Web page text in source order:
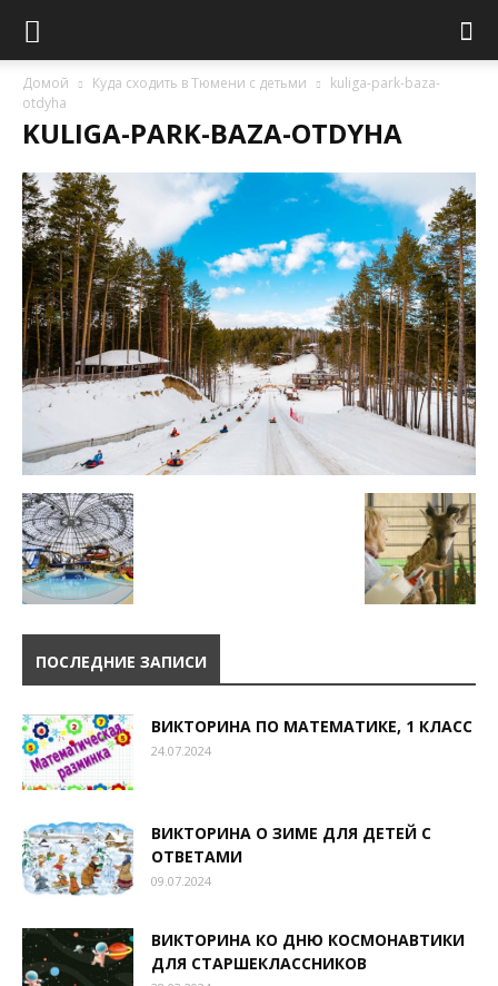
Домой Куда сходить в Тюмени с детьми
kuliga-park-baza-
otdyha
KULIGA-PARK-BAZA-OTDYHA
ПОСЛЕДНИЕ ЗАПИСИ
ВИКТОРИНА ПО МАТЕМАТИКЕ, 1 КЛАСС
24.07.2024
ВИКТОРИНА О ЗИМЕ ДЛЯ ДЕТЕЙ С
ОТВЕТАМИ
09.07.2024
ВИКТОРИНА КО ДНЮ КОСМОНАВТИКИ
ДЛЯ СТАРШЕКЛАССНИКОВ